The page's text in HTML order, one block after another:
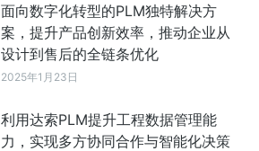
面向数字化转型的PLM独特解决方
案，提升产品创新效率，推动企业从
设计到售后的全链条优化
2025年1月23日
利用达索PLM提升工程数据管理能
力，实现多方协同合作与智能化决策